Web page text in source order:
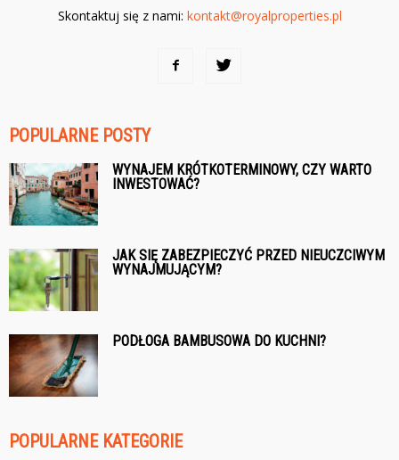
Skontaktuj się z nami: kontakt@royalproperties.pl
POPULARNE POSTY
WYNAJEM KRÓTKOTERMINOWY, CZY WARTO
INWESTOWAĆ?
JAK SIĘ ZABEZPIECZYĆ PRZED NIEUCZCIWYM
WYNAJMUJĄCYM?
PODŁOGA BAMBUSOWA DO KUCHNI?
POPULARNE KATEGORIE